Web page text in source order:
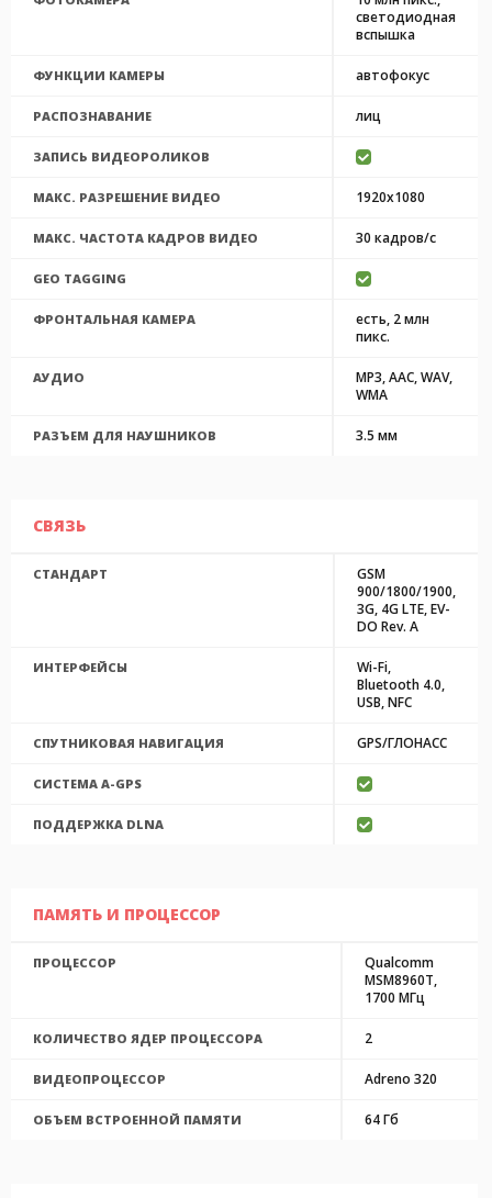
светодиодная
вспышка
ФУНКЦИИ КАМЕРЫ автофокус
РАСПОЗНАВАНИЕ лиц
ЗАПИСЬ ВИДЕОРОЛИКОВ
МАКС. РАЗРЕШЕНИЕ ВИДЕО 1920x1080
МАКС. ЧАСТОТА КАДРОВ ВИДЕО 30 кадров/с
GEO TAGGING
ФРОНТАЛЬНАЯ КАМЕРА
есть, 2 млн
пикс.
АУДИО
MP3, AAC, WAV,
WMA
РАЗЪЕМ ДЛЯ НАУШНИКОВ 3.5 мм
СВЯЗЬ
СТАНДАРТ
GSM
900/1800/1900,
3G, 4G LTE, EV-
DO Rev. A
ИНТЕРФЕЙСЫ
Wi-Fi,
Bluetooth 4.0,
USB, NFC
СПУТНИКОВАЯ НАВИГАЦИЯ GPS/ГЛОНАСС
CИСТЕМА A-GPS
ПОДДЕРЖКА DLNA
ПАМЯТЬ И ПРОЦЕССОР
ПРОЦЕССОР
Qualcomm
MSM8960T,
1700 МГц
КОЛИЧЕСТВО ЯДЕР ПРОЦЕССОРА 2
ВИДЕОПРОЦЕССОР Adreno 320
ОБЪЕМ ВСТРОЕННОЙ ПАМЯТИ 64 Гб